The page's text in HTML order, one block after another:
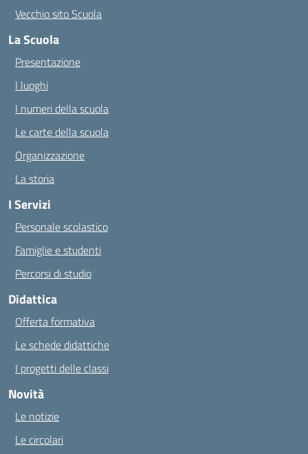
Vecchio sito Scuola
La Scuola
Presentazione
I luoghi
I numeri della scuola
Le carte della scuola
Organizzazione
La storia
I Servizi
Personale scolastico
Famiglie e studenti
Percorsi di studio
Didattica
Offerta formativa
Le schede didattiche
I progetti delle classi
Novità
Le notizie
Le circolari